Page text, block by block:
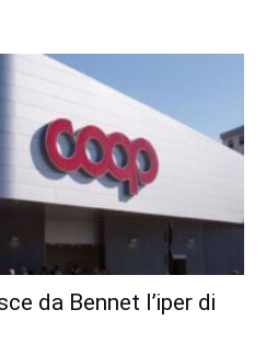
da Bennet l’iper di